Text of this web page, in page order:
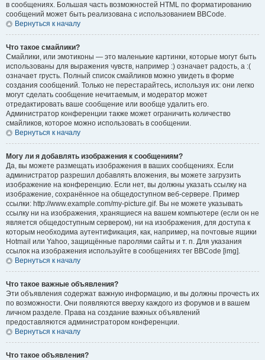
в сообщениях. Большая часть возможностей HTML по форматированию
сообщений может быть реализована с использованием BBCode.
Вернуться к началу
Что такое смайлики?
Смайлики, или эмотиконы — это маленькие картинки, которые могут быть
использованы для выражения чувств, например :) означает радость, а :(
означает грусть. Полный список смайликов можно увидеть в форме
создания сообщений. Только не перестарайтесь, используя их: они легко
могут сделать сообщение нечитаемым, и модератор может
отредактировать ваше сообщение или вообще удалить его.
Администратор конференции также может ограничить количество
смайликов, которое можно использовать в сообщении.
Вернуться к началу
Могу ли я добавлять изображения к сообщениям?
Да, вы можете размещать изображения в ваших сообщениях. Если
администратор разрешил добавлять вложения, вы можете загрузить
изображение на конференцию. Если нет, вы должны указать ссылку на
изображение, сохранённое на общедоступном веб-сервере. Пример
ссылки: http://www.example.com/my-picture.gif. Вы не можете указывать
ссылку ни на изображения, хранящиеся на вашем компьютере (если он не
является общедоступным сервером), ни на изображения, для доступа к
которым необходима аутентификация, как, например, на почтовые ящики
Hotmail или Yahoo, защищённые паролями сайты и т. п. Для указания
ссылок на изображения используйте в сообщениях тег BBCode [img].
Вернуться к началу
Что такое важные объявления?
Эти объявления содержат важную информацию, и вы должны прочесть их
по возможности. Они появляются вверху каждого из форумов и в вашем
личном разделе. Права на создание важных объявлений
предоставляются администратором конференции.
Вернуться к началу
Что такое объявления?